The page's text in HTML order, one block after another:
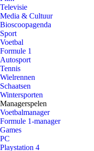
Televisie
Media & Cultuur
Bioscoopagenda
Sport
Voetbal
Formule 1
Autosport
Tennis
Wielrennen
Schaatsen
Wintersporten
Managerspelen
Voetbalmanager
Formule 1-manager
Games
PC
Playstation 4